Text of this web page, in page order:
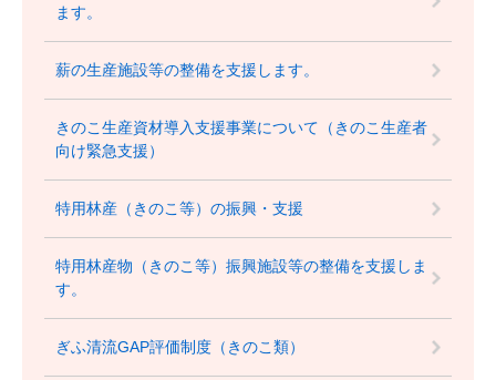
ます。
薪の生産施設等の整備を支援します。
きのこ生産資材導入支援事業について（きのこ生産者
向け緊急支援）
特用林産（きのこ等）の振興・支援
特用林産物（きのこ等）振興施設等の整備を支援しま
す。
ぎふ清流GAP評価制度（きのこ類）